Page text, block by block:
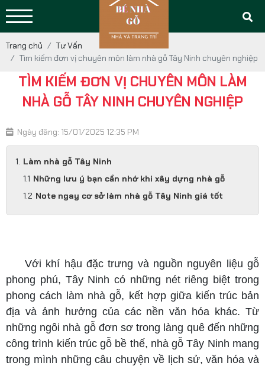
Trang chủ
Tư Vấn
Tìm kiếm đơn vị chuyên môn làm nhà gỗ Tây Ninh chuyên nghiệp
TÌM KIẾM ĐƠN VỊ CHUYÊN MÔN LÀM
NHÀ GỖ TÂY NINH CHUYÊN NGHIỆP
Ngày đăng: 15/01/2025 12:35 PM
Làm nhà gỗ Tây Ninh
Những lưu ý bạn cần nhớ khi xây dựng nhà gỗ
Note ngay cơ sở làm nhà gỗ Tây Ninh giá tốt
Với khí hậu đặc trưng và nguồn nguyên liệu gỗ
phong phú, Tây Ninh có những nét riêng biệt trong
phong cách làm nhà gỗ, kết hợp giữa kiến trúc bản
địa và ảnh hưởng của các nền văn hóa khác. Từ
những ngôi nhà gỗ đơn sơ trong làng quê đến những
công trình kiến trúc gỗ bề thế, nhà gỗ Tây Ninh mang
trong mình những câu chuyện về lịch sử, văn hóa và